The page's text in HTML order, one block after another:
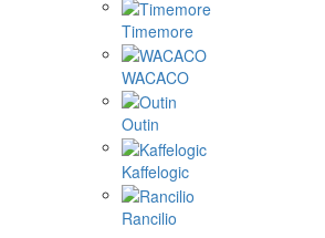
Timemore
WACACO
Outin
Kaffelogic
Rancilio